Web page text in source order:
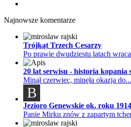
Najnowsze komentarze
Trójkąt Trzech Cesarzy
Po prawie dwudziestu latach
20 lat serwisu - historia kopania
Minął czerwiec, minęła okazja do...
B
Jezioro Genewskie ok. roku 1914
Panie Mirku znów z zapartym